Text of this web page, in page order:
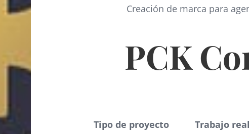
Creación de marca para a
PCK
Tipo de proyecto Trabajo